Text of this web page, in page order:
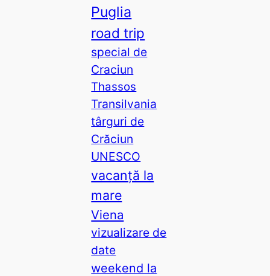
Puglia
road trip
special de
Craciun
Thassos
Transilvania
târguri de
Crăciun
UNESCO
vacanță la
mare
Viena
vizualizare de
date
weekend la